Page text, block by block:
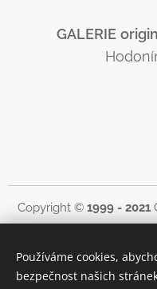
GALERIE
Copyright © 1999 - 2021
Obsah těchto
Jakékoliv použití
Používáme cookies,
bezpečnost našich